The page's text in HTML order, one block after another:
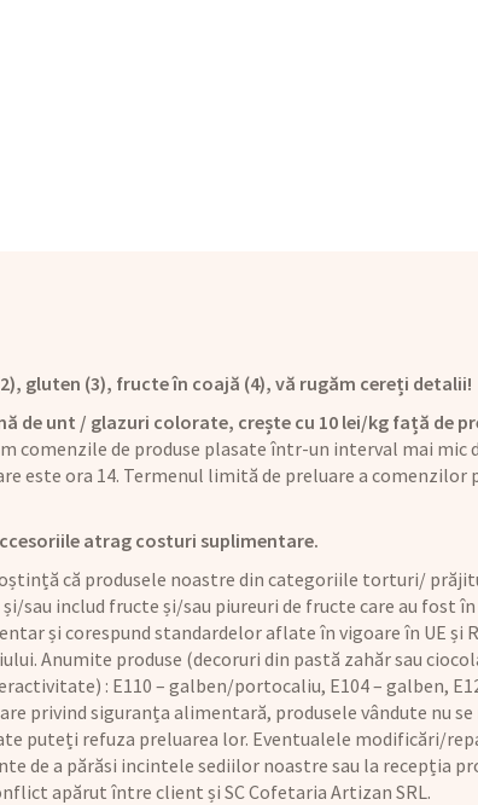
gluten (3), fructe în coajă (4), vă rugăm cereți detalii!
de unt / glazuri colorate, crește cu 10 lei/kg față de
comenzile de produse plasate într-un interval mai mic
este ora 14. Termenul limită de preluare a comenzilor
atrag costuri suplimentare.
că produsele noastre din categoriile torturi/
sau includ fructe și/sau piureuri de fructe care au fost
și corespund standardelor aflate în vigoare în UE și
Anumite produse (decoruri din pastă zahăr sau
: E110 – galben/portocaliu, E104 – galben,
privind siguranța alimentară, produsele vândute nu
puteți refuza preluarea lor. Eventualele modificări/
de a părăsi incintele sediilor noastre sau la recepția
apărut între client și SC Cofetaria Artizan SRL.